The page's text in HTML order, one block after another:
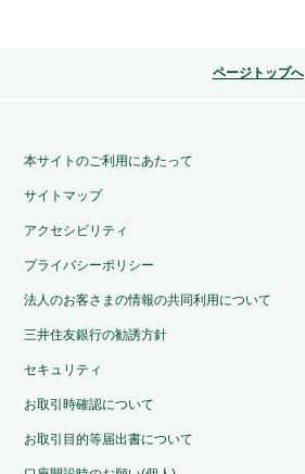
ページトップへ
本サイトのご利用にあたって
サイトマップ
アクセシビリティ
プライバシーポリシー
法人のお客さまの情報の共同利用について
三井住友銀行の勧誘方針
セキュリティ
お取引時確認について
お取引目的等届出書について